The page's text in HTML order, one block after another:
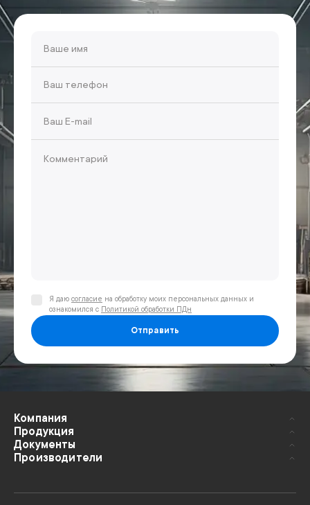
Отправить
Я даю согласие на обработку моих персональных данных и
ознакомился с Политикой обработки ПДн
Компания
Продукция
Документы
Производители